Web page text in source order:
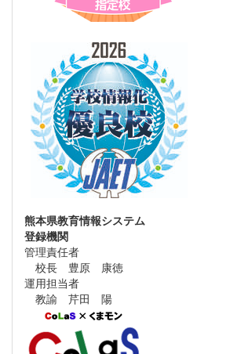
熊本県教育情報システム
登録機関
管理責任者
校長 豊原 康徳
運用担当者
教諭 芹田 陽